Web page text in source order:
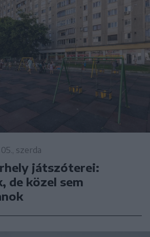
szerda
játszóterei:
de közel sem